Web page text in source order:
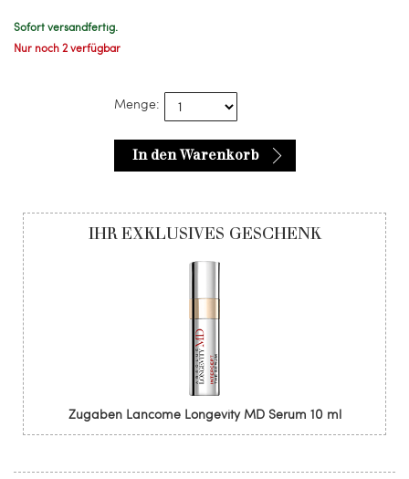
Sofort versandfertig.
Nur noch 2 verfügbar
Menge:
In den Warenkorb
IHR EXKLUSIVES GESCHENK
Zugaben Lancome Longevity MD Serum 10 ml